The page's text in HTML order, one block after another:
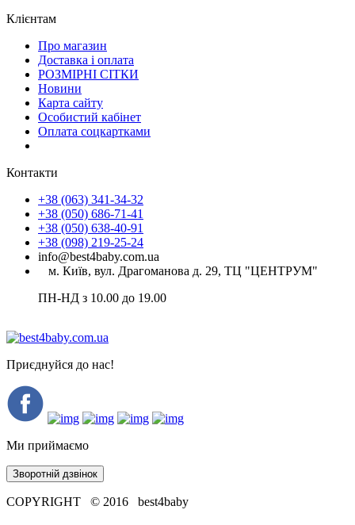
Клієнтам
Про магазин
Доставка і оплата
РОЗМІРНІ СІТКИ
Новини
Карта сайту
Особистий кабінет
Оплата соцкартками
Контакти
+38 (063) 341-34-32
+38 (050) 686-71-41
+38 (050) 638-40-91
+38 (098) 219-25-24
info@best4baby.com.ua
м. Київ, вул. Драгоманова д. 29, ТЦ "ЦЕНТРУМ"
ПН-НД з 10.00 до 19.00
Приєднуйся до нас!
Ми приймаємо
Зворотній дзвінок
COPYRIGHT © 2016 best4baby